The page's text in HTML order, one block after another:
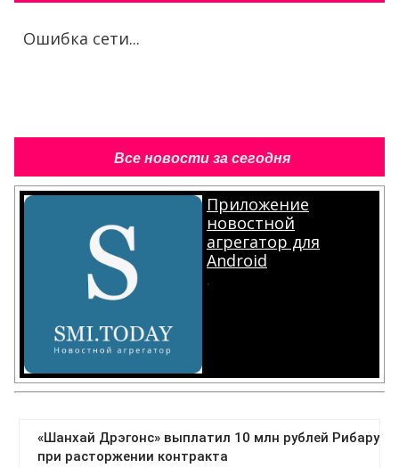
Ошибка сети...
Все новости за сегодня
Приложение
новостной
агрегатор для
Android
.